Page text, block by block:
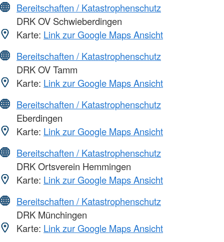
Bereitschaften / Katastrophenschutz
DRK OV Schwieberdingen
Karte: Link zur Google Maps Ansicht
Bereitschaften / Katastrophenschutz
DRK OV Tamm
Karte: Link zur Google Maps Ansicht
Bereitschaften / Katastrophenschutz
Eberdingen
Karte: Link zur Google Maps Ansicht
Bereitschaften / Katastrophenschutz
DRK Ortsverein Hemmingen
Karte: Link zur Google Maps Ansicht
Bereitschaften / Katastrophenschutz
DRK Münchingen
Karte: Link zur Google Maps Ansicht